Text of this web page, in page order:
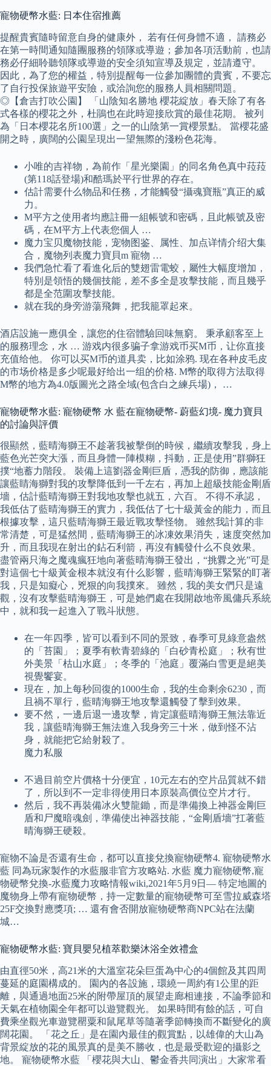
寵物硬幣水藍: 日本住宿推薦
提醒貴賓隨時留意自身的健康外， 若有任何身體不適， 請務必
在第一時間通知隨團服務的領隊或導遊；參加各項活動前，也請
務必仔細聆聽領隊或導遊的安全須知宣導及規定，並請遵守。
因此，為了您的權益，特別提醒每一位參加團體的貴賓，不要忘
了自行投保旅遊平安險，或洽詢您的服務人員相關問題。
◎【倉吉打吹公園】 「山陰知名勝地 櫻花綻放」春天除了有各
式各樣的櫻花之外，杜鵑也在此時迎接欣賞的最佳花期。 被列
為「日本櫻花名所100選」之一的山陰第一賞櫻景點。 當櫻花盛
開之時，廣闊的公園呈現出一望無際的淺粉色花海。
小唯的吉祥物，為前作「星光樂園」的同名角色真中菈菈
(第118話登場)和酷瑪於平行世界的存在。
估計需要什么物品和任務，才能觸發“攝魂寶瓶”真正的威
力。
M平方之使用者均應註冊一組帳號和密碼，且此帳號及密
碼，在M平方上代表您個人 …
魔力宝贝魔物技能，宠物图鉴、属性、加点详情介绍大集
合，魔物列表魔力寶貝m 寵物 …
我們急忙看了看進化后的雙翅雷電蛟，屬性大幅度增加，
特別是領悟的幾個技能，差不多全是攻擊技能，而且幾乎
都是全范圍攻擊技能。
就在我的身旁游蕩飛舞，把我籠罩起來。
酒店設施一應俱全，讓您的住宿體驗回味無窮。 秉承顧客至上
的服務理念，水 … 游戏内很多骗子拿游戏币买M币，让你直接
充值给他。 你可以买M币的道具卖，比如涂鸦. 现在各种皮毛皮
的市场价格是多少呢最好给出一组的价格. M幣的取得方法取得
M幣的地方為4.0版圖光之路全域(包含白之練兵場)， …
寵物硬幣水藍: 寵物硬幣 水 藍在寵物硬幣- 蔚藍幻境- 魔力寶貝
的討論與評價
很顯然，藍晴海獅王不趁著我被擊倒的時候，繼續攻擊我，身上
藍色光芒突大漲，而且身體一陣模糊，抖動，正是使用”群獅狂
撲“地蓄力階段。 裝備上這劉器金剛巨盾，憑我的防御，應該能
讓藍睛海獅對我的攻擊降低到一千左右，再加上超級技能金剛盾
墻，估計藍晴海獅王對我地攻擊也就五，六百。 不得不承認，
我低估了藍晴海獅王的實力，我低估了七十級黃金的能力，而且
根據攻擊，這只藍晴海獅王最近戰攻擊怪物。 雖然我計算的非
常清楚，可是猛然間，藍晴海獅王的冰凍效果消失，速度突然加
升，而且我現在射出的鉆石利箭，再沒有觸發什么不良效果。
盡管兩只海之魔魂瘋狂地向著藍晴海獅王發出，“挑釁之光”可是
對這個七十級黃金根本就沒有什么影響，藍晴海獅王緊緊的盯著
我，只是知癡心，兇狠的向我撲來。 雖然，我的美女們只是遠
觀，沒有攻擊藍晴海獅王，可是她們處在我開啟地帝風傭兵系統
中，就和我一起進入了戰斗狀態。
在一年四季，皆可以看到不同的景致，春季可見綠意盎然
的「苔園」；夏季有軟青碧綠的「白砂青松庭」；秋有世
外美景「枯山水庭」；冬季的「池庭」覆滿白雪更是絕美
視覺饗宴。
現在，加上每秒回復的1000生命，我的生命剩余6230，而
且禍不單行，藍晴海獅王地攻擊還觸發了擊到效果。
要不然，一邊后退一邊攻擊，肯定讓藍晴海獅王無法靠近
我，讓藍晴海獅王無法進入我身旁三十米，做到怪不沾
身，就能把它給射殺了。
魔力私服
不過目前空片價格十分便宜，10元左右的空片品質就不錯
了，所以到不一定非得使用日本原裝高價位空片才行。
然后，我不再裝備冰火雙龍鋤，而是準備換上神器金剛巨
盾和尸魔暗魂劍，準備使出神器技能，“金剛盾墻”扛著藍
晴海獅王硬殺。
寵物不論是否還有生命，都可以直接兌換寵物硬幣4. 寵物硬幣水
藍 同為玩家製作的水藍服非官方攻略站. 水藍 魔力寵物硬幣,寵
物硬幣兌換-水藍魔力攻略情報wiki,2021年5月9日— 特定地圖的
魔物身上帶有寵物硬幣，持一定數量的寵物硬幣可至雪拉威森塔
25F交換對應獎項; … 還有會否開放寵物硬幣商NPC站在法蘭
城…
寵物硬幣水藍: 寶貝嬰兒植萃歡樂沐浴全效禮盒
由直徑50米，高21米的大溫室花朵巨蛋為中心的4個館及其四周
蔓延的庭園構成的。 園內的各設施，環繞一周約有1公里的距
離，與通過地面25米的附帶屋頂的展望走廊相連接，不論季節和
天氣在植物園全年都可以遊覽觀光。 如果時間有餘的話，可自
費乘坐觀光車遊覽罌粟和鼠尾草等隨著季節轉換而不斷變化的廣
闊花園。 「花之丘」是在園內最佳的觀賞點，以雄偉的大山為
背景綻放的花的風景真的是美不勝收，也是最受歡迎的攝影之
地。 寵物硬幣水藍 「櫻花與大山、鬱金香共同演出」大家常看